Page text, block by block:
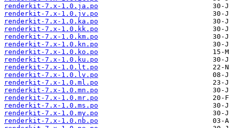
renderkit-7.x-1.0.ja.po
renderkit-7.x-1.0.jv.po
renderkit-7.x-1.0.ka.po
renderkit-7.x-1.0.kk.po
renderkit-7.x-1.0.km.po
renderkit-7.x-1.0.kn.po
renderkit-7.x-1.0.ko.po
renderkit-7.x-1.0.ku.po
renderkit-7.x-1.0.lt.po
renderkit-7.x-1.0.lv.po
renderkit-7.x-1.0.ml.po
renderkit-7.x-1.0.mn.po
renderkit-7.x-1.0.mr.po
renderkit-7.x-1.0.ms.po
renderkit-7.x-1.0.my.po
renderkit-7.x-1.0.nb.po